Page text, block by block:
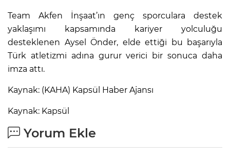
Team Akfen İnşaat’ın genç sporculara destek
yaklaşımı kapsamında kariyer yolculuğu
desteklenen Aysel Önder, elde ettiği bu başarıyla
Türk atletizmi adına gurur verici bir sonuca daha
imza attı.
Kaynak: (KAHA) Kapsül Haber Ajansı
Kaynak: Kapsül
Yorum Ekle